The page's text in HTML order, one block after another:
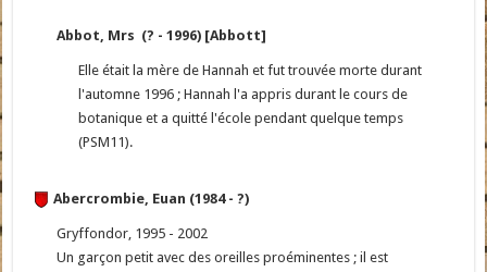
Abbot, Mrs (? - 1996) [Abbott]
Elle était la mère de Hannah et fut trouvée morte durant
l'automne 1996 ; Hannah l'a appris durant le cours de
botanique et a quitté l'école pendant quelque temps
(PSM11).
Abercrombie, Euan (1984 - ?)
Gryffondor, 1995 - 2002
Un garçon petit avec des oreilles proéminentes ; il est